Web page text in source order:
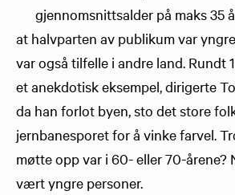
gjennomsnittsalder på maks 35
at halvparten av publikum var
var også tilfelle i andre land. Rundt
et anekdotisk eksempel, dirigerte
da han forlot byen, sto det store
jernbanesporet for å vinke farvel.
møtte opp var i 60- eller 70-årene?
vært yngre personer.